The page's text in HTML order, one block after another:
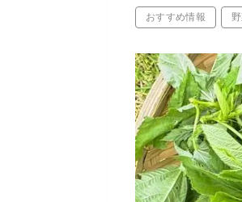
おすすめ情報